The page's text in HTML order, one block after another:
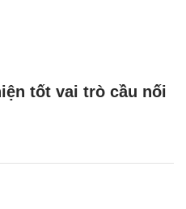
tốt vai trò cầu nối